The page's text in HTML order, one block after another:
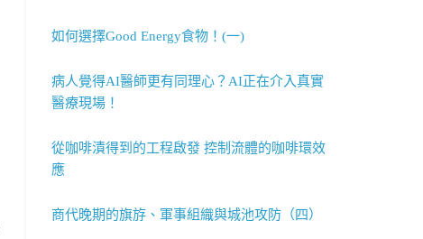
如何選擇Good Energy食物！(一)
病人覺得AI醫師更有同理心？AI正在介入真實
醫療現場！
從咖啡漬得到的工程啟發 控制流體的咖啡環效
應
商代晚期的旗斿、軍事組織與城池攻防（四）